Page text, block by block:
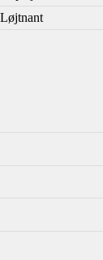
Løjtnant